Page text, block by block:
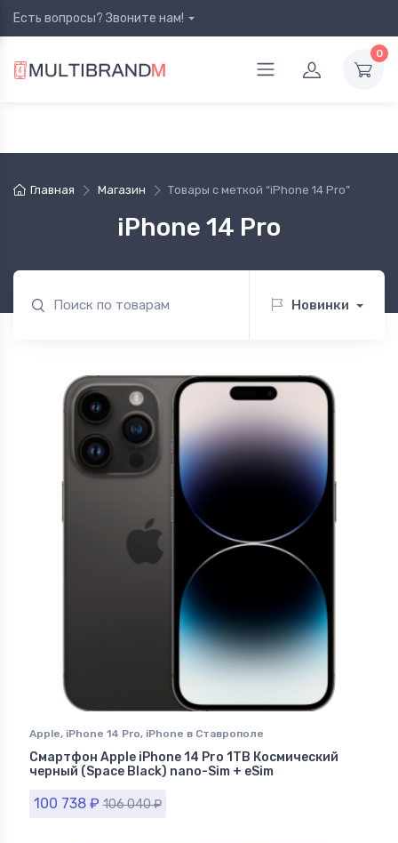
Есть вопросы? Звоните нам!
0
Главная Магазин Товары с меткой “iPhone 14 Pro”
iPhone 14 Pro
Новинки
Apple, iPhone 14 Pro, iPhone в Ставрополе
Смартфон Apple iPhone 14 Pro 1TB Космический
черный (Space Black) nano-Sim + eSim
100 738 ₽ 106 040₽